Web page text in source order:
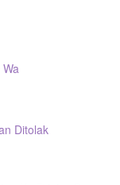
Ditolak